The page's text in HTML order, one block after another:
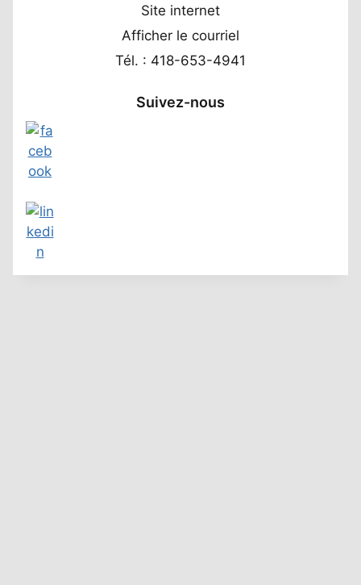
Site internet
Afficher le courriel
Tél. : 418-653-4941
Suivez-nous